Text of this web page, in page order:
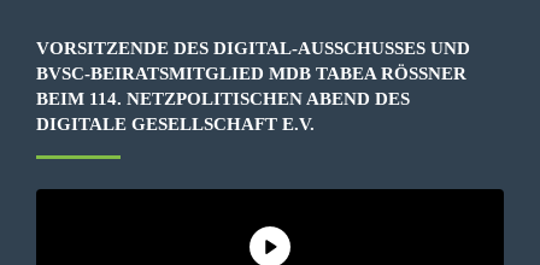
VORSITZENDE DES DIGITAL-AUSSCHUSSES UND
BVSC-BEIRATSMITGLIED MDB TABEA RÖSSNER B
EIM 114. NETZPOLITISCHEN ABEND DES D
IGITALE GESELLSCHAFT E.V.